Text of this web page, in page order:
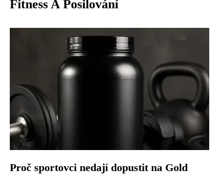
Fitness A Posilování
Proč sportovci nedají dopustit na Gold